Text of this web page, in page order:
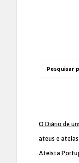
O Diário de
ateus e
Ateísta